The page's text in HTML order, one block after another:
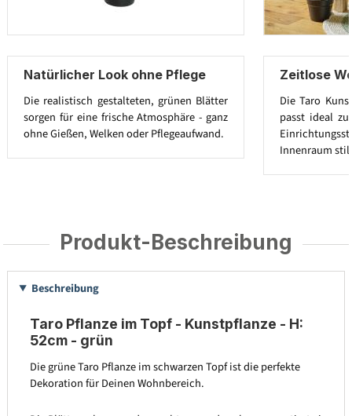
Natürlicher Look ohne Pflege
Die realistisch gestalteten, grünen Blätter
sorgen für eine frische Atmosphäre - ganz
ohne Gießen, Welken oder Pflegeaufwand.
Zeitlose
Die Taro
passt ideal
Innenraum
Produkt-Beschreibung
Beschreibung
Taro Pflanze im Topf - Kunstpflanze - H:
52cm - grün
Die grüne Taro Pflanze im schwarzen Topf ist die perfekte
Dekoration für Deinen Wohnbereich.